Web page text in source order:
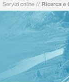
Servizi online // Ricerca e